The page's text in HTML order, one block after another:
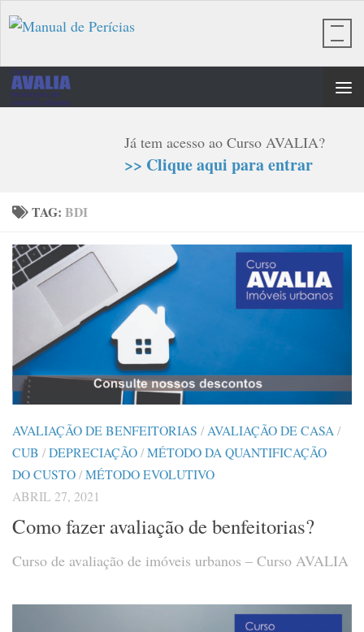
Skip to content
Já tem acesso ao Curso AVALIA?
>> Clique aqui para entrar
TAG: BDI
AVALIAÇÃO DE BENFEITORIAS /AVALIAÇÃO DE CASA /
CUB /DEPRECIAÇÃO/MÉTODO DA QUANTIFICAÇÃO
DO CUSTO/MÉTODO EVOLUTIVO
ABRIL 27, 2021
Como fazer avaliação de benfeitorias?
Curso de avaliação de imóveis urbanos – Curso AVALIA